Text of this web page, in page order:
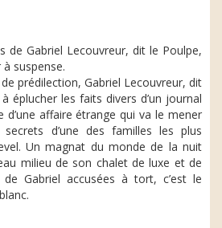
de Gabriel Lecouvreur, dit le Poulpe,
suspense.
prédilection, Gabriel Lecouvreur, dit
éplucher les faits divers d’un journal
d’une affaire étrange qui va le mener
d’une des familles les plus
Un magnat du monde de la nuit
milieu de son chalet de luxe et de
de Gabriel accusées à tort, c’est le